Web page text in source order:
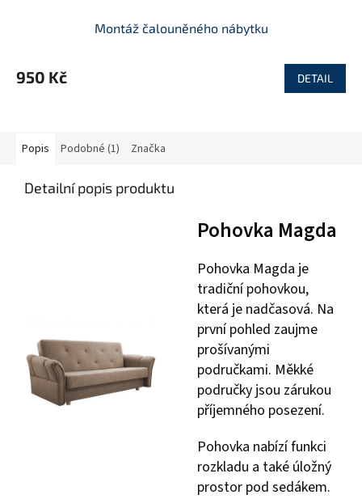
Montáž čalouněného nábytku
950 Kč DETAIL
Popis Podobné (1) Značka
Detailní popis produktu
Pohovka Magda
Pohovka Magda je
tradiční pohovkou,
která je nadčasová. Na
první pohled zaujme
prošívanými
područkami. Měkké
područky jsou zárukou
příjemného posezení.
Pohovka nabízí funkci
rozkladu a také úložný
prostor pod sedákem.